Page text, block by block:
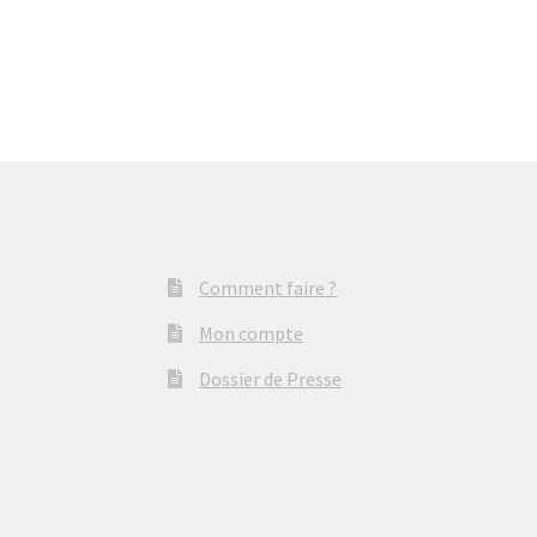
Comment faire ?
Mon compte
Dossier de Presse